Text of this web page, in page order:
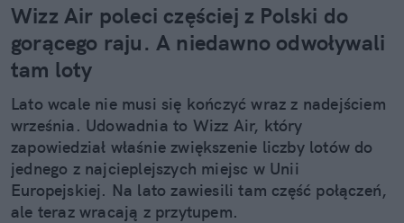
Wizz Air poleci częściej z Polski do
gorącego raju. A niedawno odwoływali
tam loty
Lato wcale nie musi się kończyć wraz z nadejściem
września. Udowadnia to Wizz Air, który
zapowiedział właśnie zwiększenie liczby lotów do
jednego z najcieplejszych miejsc w Unii
Europejskiej. Na lato zawiesili tam część połączeń,
ale teraz wracają z przytupem.